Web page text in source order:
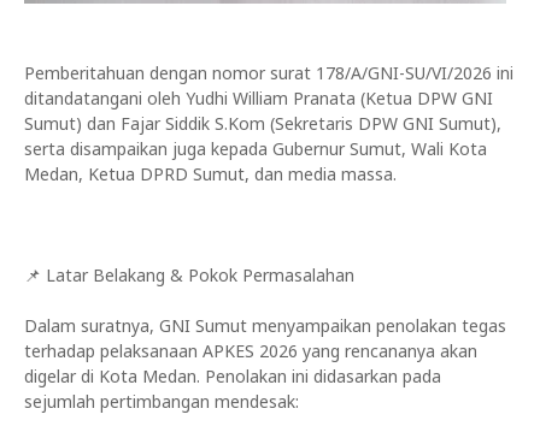
Pemberitahuan dengan nomor surat 178/A/GNI-SU/VI/2026 ini
ditandatangani oleh Yudhi William Pranata (Ketua DPW GNI
Sumut) dan Fajar Siddik S.Kom (Sekretaris DPW GNI Sumut),
serta disampaikan juga kepada Gubernur Sumut, Wali Kota
Medan, Ketua DPRD Sumut, dan media massa.
📌 Latar Belakang & Pokok Permasalahan
Dalam suratnya, GNI Sumut menyampaikan penolakan tegas
terhadap pelaksanaan APKES 2026 yang rencananya akan
digelar di Kota Medan. Penolakan ini didasarkan pada
sejumlah pertimbangan mendesak: